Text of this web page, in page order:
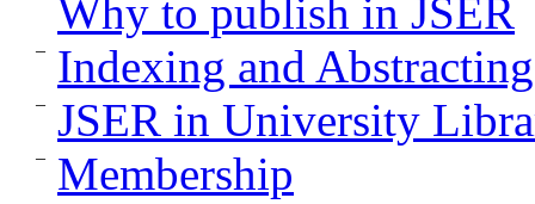
Why to publish in JSER
Indexing and Abstracting
JSER in University
Membership